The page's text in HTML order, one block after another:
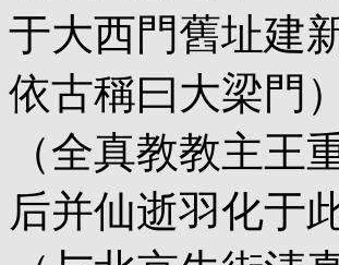
于大西門舊址建
依古稱曰大梁門
（全真教教主王
后并仙逝羽化于